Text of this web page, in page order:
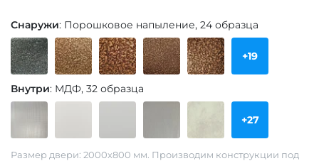
Снаружи: Порошковое напыление, 24 образца
+19
Внутри: МДФ, 32 образца
+27
Размер двери: 2000х800 мм. Производим конструкции под